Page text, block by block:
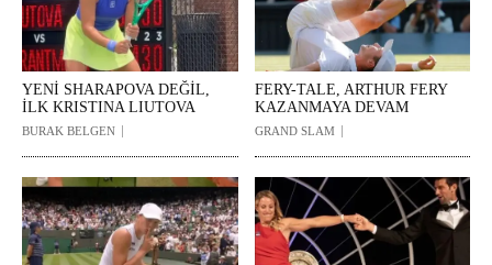
YENİ SHARAPOVA DEĞİL,
İLK KRISTINA LIUTOVA
BURAK BELGEN
FERY-TALE, ARTHUR FERY
KAZANMAYA DEVAM
GRAND SLAM